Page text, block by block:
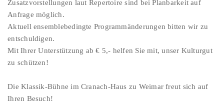
Zusatzvorstellungen laut Repertoire sind bei Planbarkeit auf
Anfrage möglich.
Aktuell ensemblebedingte Programmänderungen bitten wir zu
entschuldigen.
Mit Ihrer Unterstützung ab € 5,- helfen Sie mit, unser Kulturgut
zu schützen!
Die Klassik-Bühne im Cranach-Haus zu Weimar freut sich auf
Ihren Besuch!